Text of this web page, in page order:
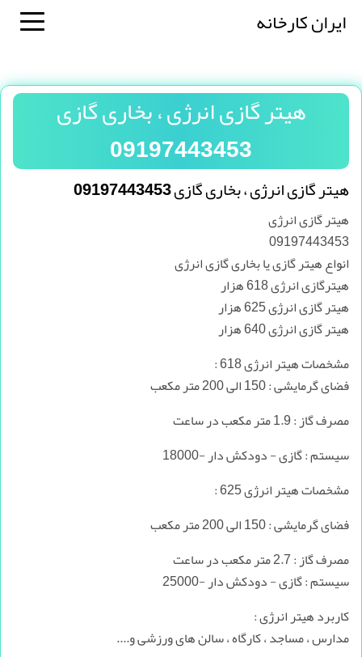
ایران کارخانه
هیتر گازی انرژی ، بخاری گازی
09197443453
هیتر گازی انرژی ، بخاری گازی 09197443453
هیتر گازی انرژی
09197443453
انواع هیتر گازی یا بخاری گازی انرژی
هیترگازی انرژی 618 هزار
هیتر گازی انرژِی 625 هزار
هیتر گازی انرژِی 640 هزار
مشخصات هیتر انرژی 618 :
فضای گرمایشی : 150 الی 200 متر مکعب
مصرف گاز : 1.9 متر مکعب در ساعت
سیستم : گازی - دودکش دار -18000
مشخصات هیتر انرژی 625 :
فضای گرمایشی : 150 الی 200 متر مکعب
مصرف گاز : 2.7 متر مکعب در ساعت
سیستم : گازی - دودکش دار -25000
کاربرد هیتر انرژی :
مدارس ، مساجد ، کارگاه ، سالن های ورزشی و....